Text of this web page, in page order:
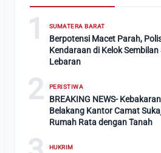
1 SUMATERA BARAT
Berpotensi Macet Parah,
Kendaraan di Kelok
Lebaran
2 PERISTIWA
BREAKING NEWS-
Belakang Kantor Camat
Rumah Rata dengan Tanah
HUKRIM